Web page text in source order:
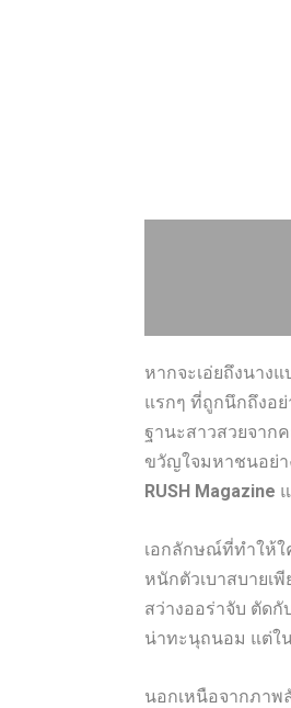
หากจะเอ่ยถึงนาง
แรกๆ ที่ถูกนึกถึงอ
ฐานะสาวสวยจาก
ขวัญใจมหาชนอย่า
RUSH Magazine
เอกลักษณ์ที่ทำให้ใ
หนักตัวเบาสบายเพี
สว่างออร่าจับ ตัด
น่าทะนุถนอม แต่ใ
นอกเหนือจากภาพ